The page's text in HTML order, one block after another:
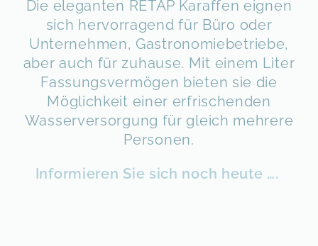
Die eleganten RETAP Karaffen eignen
sich hervorragend für Büro oder
Unternehmen, Gastronomiebetriebe,
aber auch für zuhause. Mit einem Liter
Fassungsvermögen bieten sie die
Möglichkeit einer erfrischenden
Wasserversorgung für gleich mehrere
Personen.
Informieren Sie sich noch heute ….